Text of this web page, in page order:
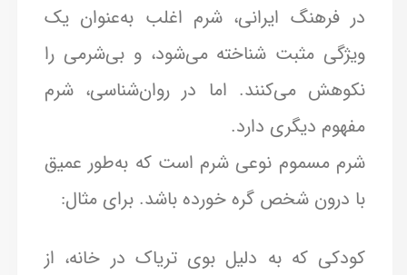
در فرهنگ ایرانی، شرم اغلب به‌عنوان یک
ویژگی مثبت شناخته می‌شود، و بی‌شرمی را
نکوهش می‌کنند. اما در روان‌شناسی، شرم
مفهوم دیگری دارد.
شرم مسموم نوعی شرم است که به‌طور عمیق
با درون شخص گره خورده باشد. برای مثال:
کودکی که به دلیل بوی تریاک در خانه‌، از